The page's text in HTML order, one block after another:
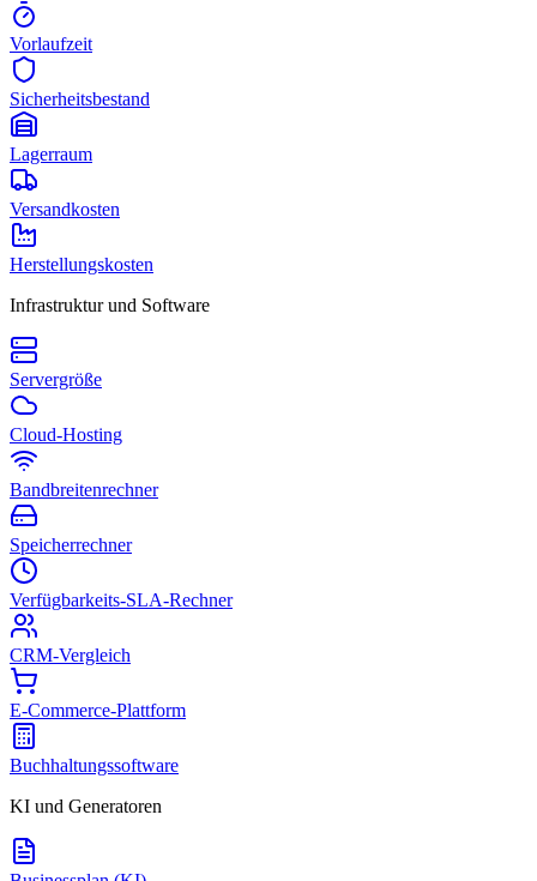
Vorlaufzeit
Sicherheitsbestand
Lagerraum
Versandkosten
Herstellungskosten
Infrastruktur und Software
Servergröße
Cloud-Hosting
Bandbreitenrechner
Speicherrechner
Verfügbarkeits-SLA-Rechner
CRM-Vergleich
E-Commerce-Plattform
Buchhaltungssoftware
KI und Generatoren